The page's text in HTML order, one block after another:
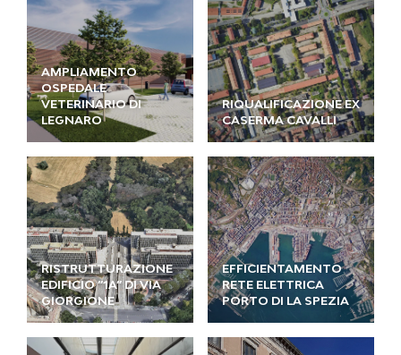
AMPLIAMENTO
OSPEDALE
VETERINARIO DI
LEGNARO
RIQUALIFICAZIONE EX
CASERMA CAVALLI
RISTRUTTURAZIONE
EDIFICIO ”1A” DI VIA
GIORGIONE
EFFICIENTAMENTO
RETE ELETTRICA
PORTO DI LA SPEZIA